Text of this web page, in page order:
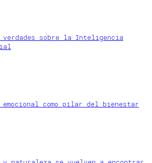
verdades sobre la Inteligencia
emocional como pilar del bienestar